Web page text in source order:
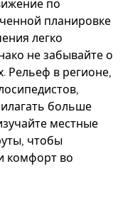
по
планировке
легко
не забывайте о
Рельеф в регионе,
больше
местные
чтобы
комфорт во